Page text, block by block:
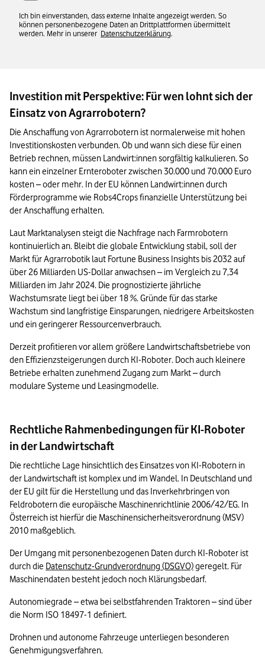
Ich bin einverstanden, dass externe Inhalte angezeigt werden. So
können personenbezogene Daten an Drittplattformen übermittelt
werden. Mehr in unserer Datenschutzerklärung.
Investition mit Perspektive: Für wen lohnt sich der
Einsatz von Agrarrobotern?
Die Anschaffung von Agrarrobotern ist normalerweise mit hohen
Investitionskosten verbunden. Ob und wann sich diese für einen
Betrieb rechnen, müssen Landwirt:innen sorgfältig kalkulieren. So
kann ein einzelner Ernteroboter zwischen 30.000 und 70.000 Euro
kosten – oder mehr. In der EU können Landwirt:innen durch
Förderprogramme wie Robs4Crops finanzielle Unterstützung bei
der Anschaffung erhalten.
Laut Marktanalysen steigt die Nachfrage nach Farmrobotern
kontinuierlich an. Bleibt die globale Entwicklung stabil, soll der
Markt für Agrarrobotik laut Fortune Business Insights bis 2032 auf
über 26 Milliarden US-Dollar anwachsen – im Vergleich zu 7,34
Milliarden im Jahr 2024. Die prognostizierte jährliche
Wachstumsrate liegt bei über 18 %. Gründe für das starke
Wachstum sind langfristige Einsparungen, niedrigere Arbeitskosten
und ein geringerer Ressourcenverbrauch.
Derzeit profitieren vor allem größere Landwirtschaftsbetriebe von
den Effizienzsteigerungen durch KI-Roboter. Doch auch kleinere
Betriebe erhalten zunehmend Zugang zum Markt – durch
modulare Systeme und Leasingmodelle.
Rechtliche Rahmenbedingungen für KI-Roboter
in der Landwirtschaft
Die rechtliche Lage hinsichtlich des Einsatzes von KI-Robotern in
der Landwirtschaft ist komplex und im Wandel. In Deutschland und
der EU gilt für die Herstellung und das Inverkehrbringen von
Feldrobotern die europäische Maschinenrichtlinie 2006/42/EG. In
Österreich ist hierfür die Maschinensicherheitsverordnung (MSV)
2010 maßgeblich.
Der Umgang mit personenbezogenen Daten durch KI-Roboter ist
durch die Datenschutz-Grundverordnung (DSGVO) geregelt. Für
Maschinendaten besteht jedoch noch Klärungsbedarf.
Autonomiegrade – etwa bei selbstfahrenden Traktoren – sind über
die Norm ISO 18497-1 definiert.
Drohnen und autonome Fahrzeuge unterliegen besonderen
Genehmigungsverfahren.